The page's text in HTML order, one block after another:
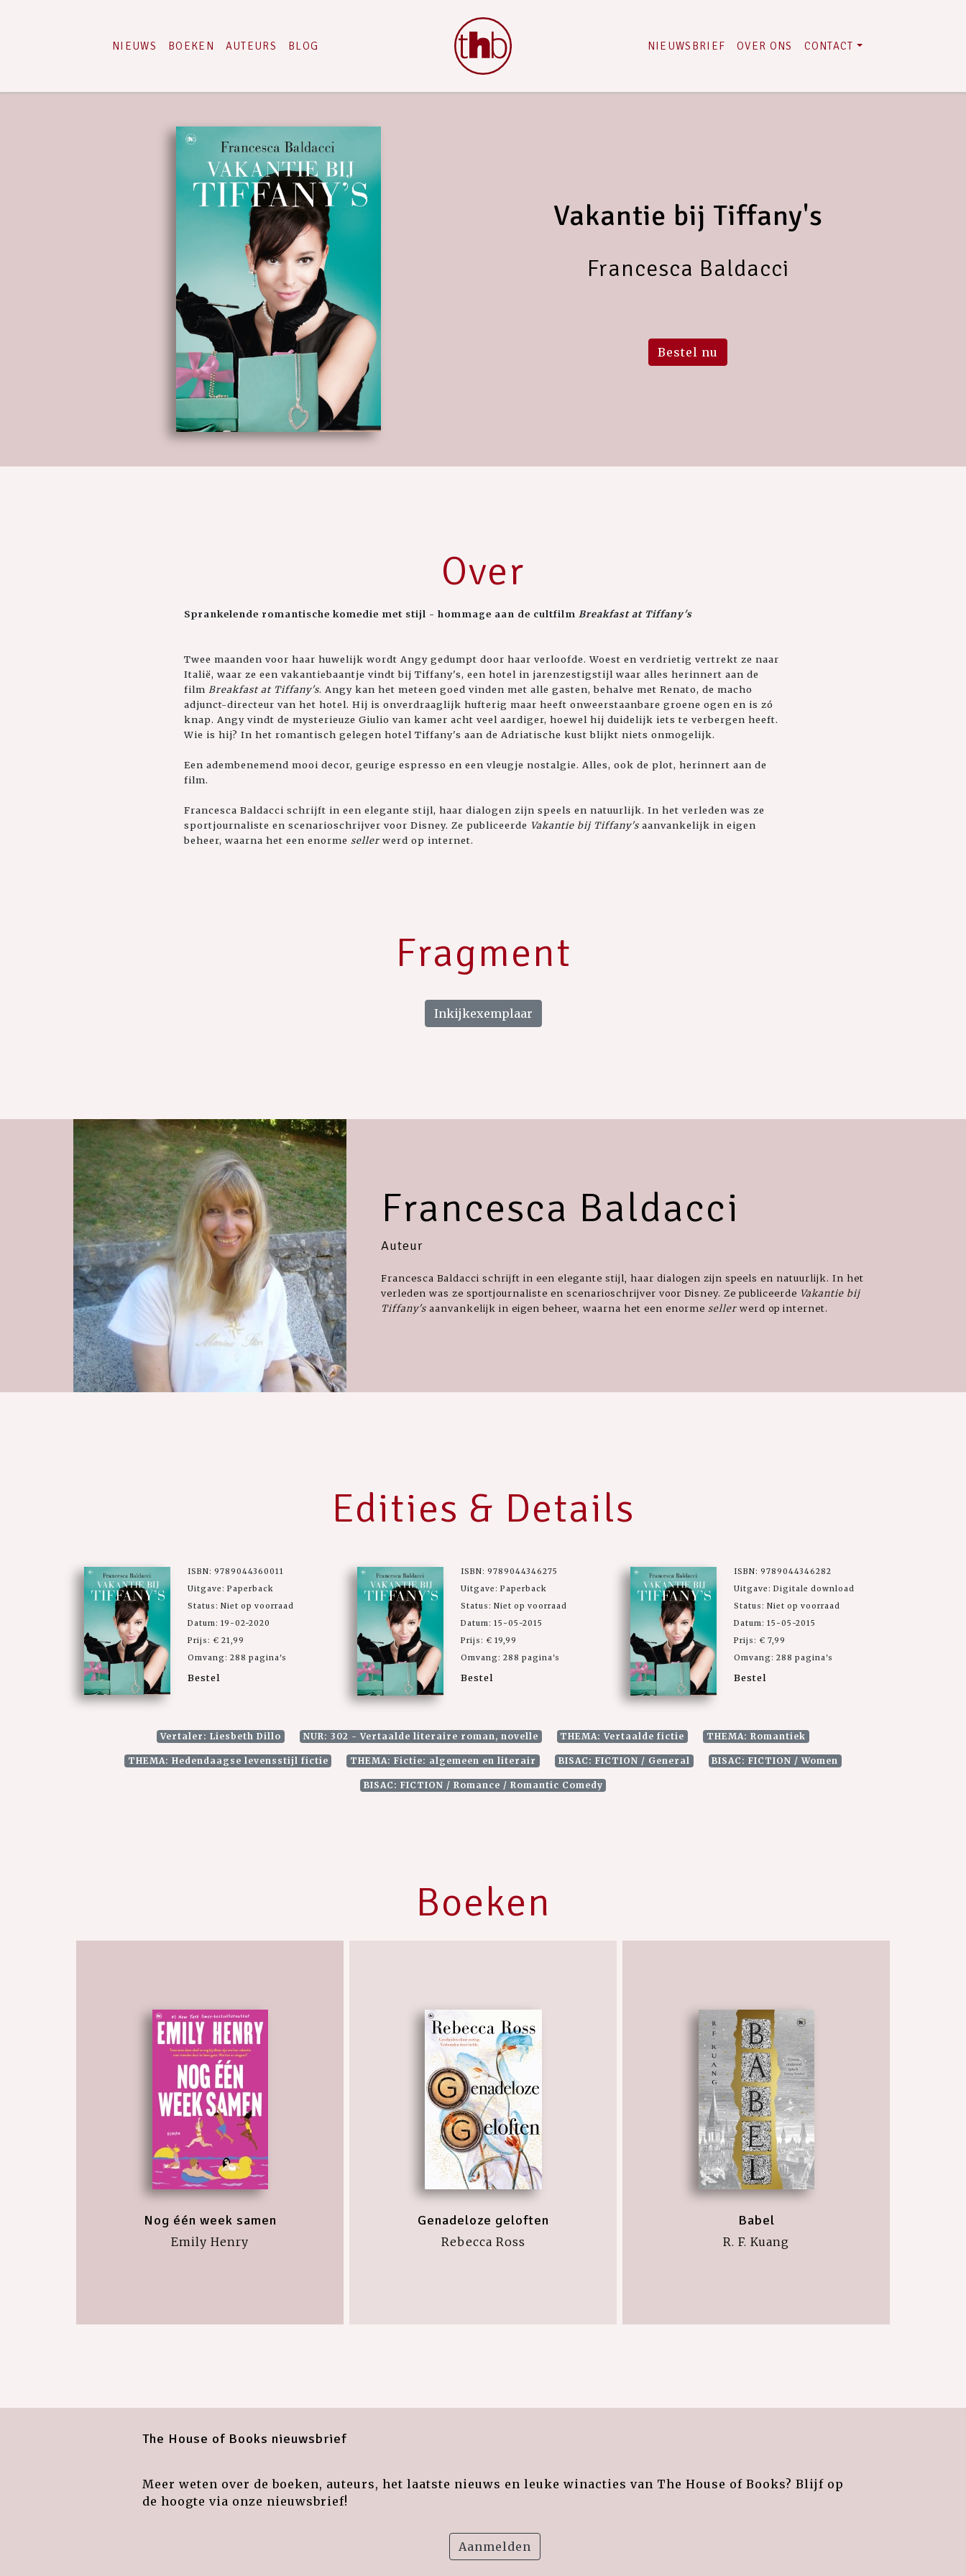
NIEUWS BOEKEN AUTEURS BLOG NIEUWSBRIEF OVER ONS CONTACT
Vakantie bij Tiffany's
Francesca Baldacci
Bestel nu
Over
Sprankelende romantische komedie met stijl - hommage aan de cultfilm Breakfast at Tiffany's
Twee maanden voor haar huwelijk wordt Angy gedumpt door haar verloofde. Woest en verdrietig vertrekt ze naar
Italië, waar ze een vakantiebaantje vindt bij Tiffany's, een hotel in jarenzestigstijl waar alles herinnert aan de
film Breakfast at Tiffany's. Angy kan het meteen goed vinden met alle gasten, behalve met Renato, de macho
adjunct-directeur van het hotel. Hij is onverdraaglijk hufterig maar heeft onweerstaanbare groene ogen en is zó
knap. Angy vindt de mysterieuze Giulio van kamer acht veel aardiger, hoewel hij duidelijk iets te verbergen heeft.
Wie is hij? In het romantisch gelegen hotel Tiffany's aan de Adriatische kust blijkt niets onmogelijk.
Een adembenemend mooi decor, geurige espresso en een vleugje nostalgie. Alles, ook de plot, herinnert aan de
film.
Francesca Baldacci schrijft in een elegante stijl, haar dialogen zijn speels en natuurlijk. In het verleden was ze
sportjournaliste en scenarioschrijver voor Disney. Ze publiceerde Vakantie bij Tiffany's aanvankelijk in eigen
beheer, waarna het een enorme seller werd op internet.
Fragment
Inkijkexemplaar
Francesca Baldacci
Auteur
Francesca Baldacci schrijft in een elegante stijl, haar dialogen zijn speels en natuurlijk. In het
verleden was ze sportjournaliste en scenarioschrijver voor Disney. Ze publiceerde Vakantie bij
Tiffany's aanvankelijk in eigen beheer, waarna het een enorme seller werd op internet.
Edities & Details
ISBN: 9789044360011
Uitgave: Paperback
Status: Niet op voorraad
Datum: 19-02-2020
Prijs: € 21,99
Omvang: 288 pagina's
Bestel
ISBN: 9789044346275
Uitgave: Paperback
Status: Niet op voorraad
Datum: 15-05-2015
Prijs: € 19,99
Omvang: 288 pagina's
Bestel
ISBN: 9789044346282
Uitgave: Digitale download
Status: Niet op voorraad
Datum: 15-05-2015
Prijs: € 7,99
Omvang: 288 pagina's
Bestel
Vertaler: Liesbeth Dillo NUR: 302 - Vertaalde literaire roman, novelle THEMA: Vertaalde fictie THEMA: Romantiek
THEMA: Hedendaagse levensstijl fictie THEMA: Fictie: algemeen en literair BISAC: FICTION / General BISAC: FICTION / Women
BISAC: FICTION / Romance / Romantic Comedy
Boeken
Nog één week samen
Emily Henry
Genadeloze geloften
Rebecca Ross
Babel
R. F. Kuang
The House of Books nieuwsbrief
Meer weten over de boeken, auteurs, het laatste nieuws en leuke winacties van The House of Books? Blijf op
de hoogte via onze nieuwsbrief!
Aanmelden